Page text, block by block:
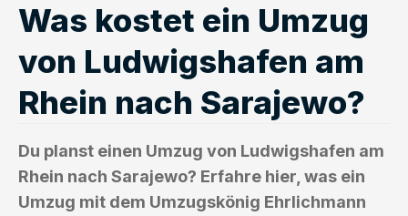
Was kostet ein Umzug
von Ludwigshafen am
Rhein nach Sarajewo?
Du planst einen Umzug von Ludwigshafen am
Rhein nach Sarajewo? Erfahre hier, was ein
Umzug mit dem Umzugskönig Ehrlichmann